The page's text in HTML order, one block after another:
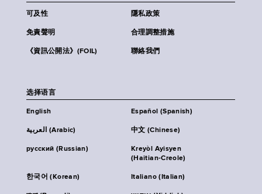
可及性 隱私政策
免責聲明 合理調整措施
《資訊公開法》(FOIL) 聯絡我們
选择语言
English Español (Spanish)
العربية (Arabic) 中文 (Chinese)
русский (Russian)
Kreyòl Ayisyen
(Haitian-Creole)
한국어 (Korean) Italiano (Italian)